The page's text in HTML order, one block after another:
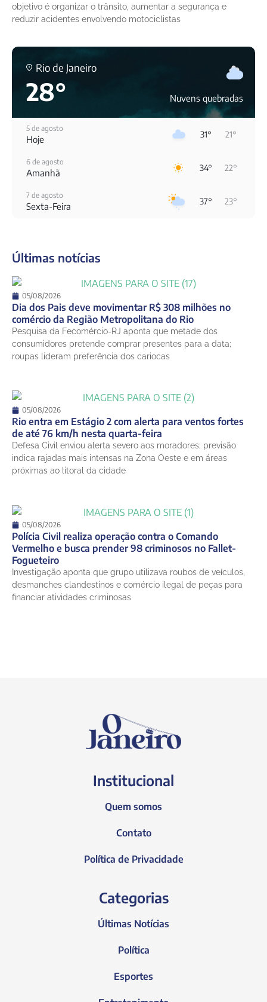
objetivo é organizar o trânsito, aumentar a segurança e
reduzir acidentes envolvendo motociclistas
Rio de Janeiro
28° Nuvens quebradas
5 de agosto
Hoje 31° 21°
6 de agosto
Amanhã 34° 22°
7 de agosto
Sexta-Feira 37° 23°
9 de agosto
10 de agosto
Segunda-Feira 24°
11 de agosto
Terça-Feira 21°
Últimas notícias
05/08/2026
Dia dos Pais deve movimentar R$ 308 milhões no
comércio da Região Metropolitana do Rio
Pesquisa da Fecomércio-RJ aponta que metade dos
consumidores pretende comprar presentes para a data;
roupas lideram preferência dos cariocas
05/08/2026
Rio entra em Estágio 2 com alerta para ventos fortes
de até 76 km/h nesta quarta-feira
Defesa Civil enviou alerta severo aos moradores; previsão
indica rajadas mais intensas na Zona Oeste e em áreas
próximas ao litoral da cidade
05/08/2026
Polícia Civil realiza operação contra o Comando
Vermelho e busca prender 98 criminosos no Fallet-
Fogueteiro
Investigação aponta que grupo utilizava roubos de veículos,
desmanches clandestinos e comércio ilegal de peças para
financiar atividades criminosas
Institucional
Quem somos
Contato
Política de Privacidade
Categorias
Últimas Notícias
Política
Esportes